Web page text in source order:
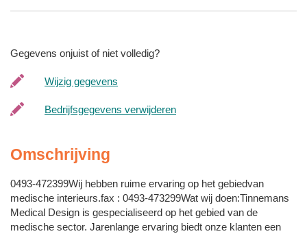
Gegevens onjuist of niet volledig?
Wijzig gegevens
Bedrijfsgegevens verwijderen
Omschrijving
0493-472399Wij hebben ruime ervaring op het gebiedvan
medische interieurs.fax : 0493-473299Wat wij doen:Tinnemans
Medical Design is gespecialiseerd op het gebied van de
medische sector. Jarenlange ervaring biedt onze klanten een